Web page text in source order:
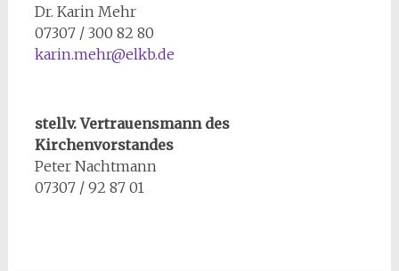
Dr. Karin Mehr
07307 / 300 82 80
karin.mehr@elkb.de
stellv. Vertrauensmann des
Kirchenvorstandes
Peter Nachtmann
07307 / 92 87 01